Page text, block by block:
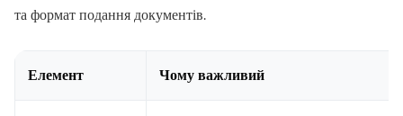
та формат подання документів.
Елемент Чому важливий